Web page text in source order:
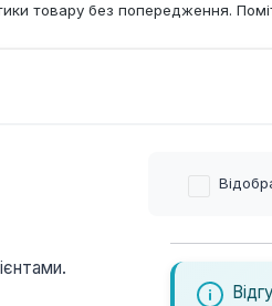
товару без попередження.